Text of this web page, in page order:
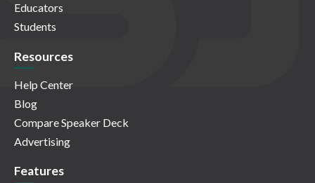
Educators
Students
Resources
Help Center
Blog
Compare Speaker Deck
Advertising
Features